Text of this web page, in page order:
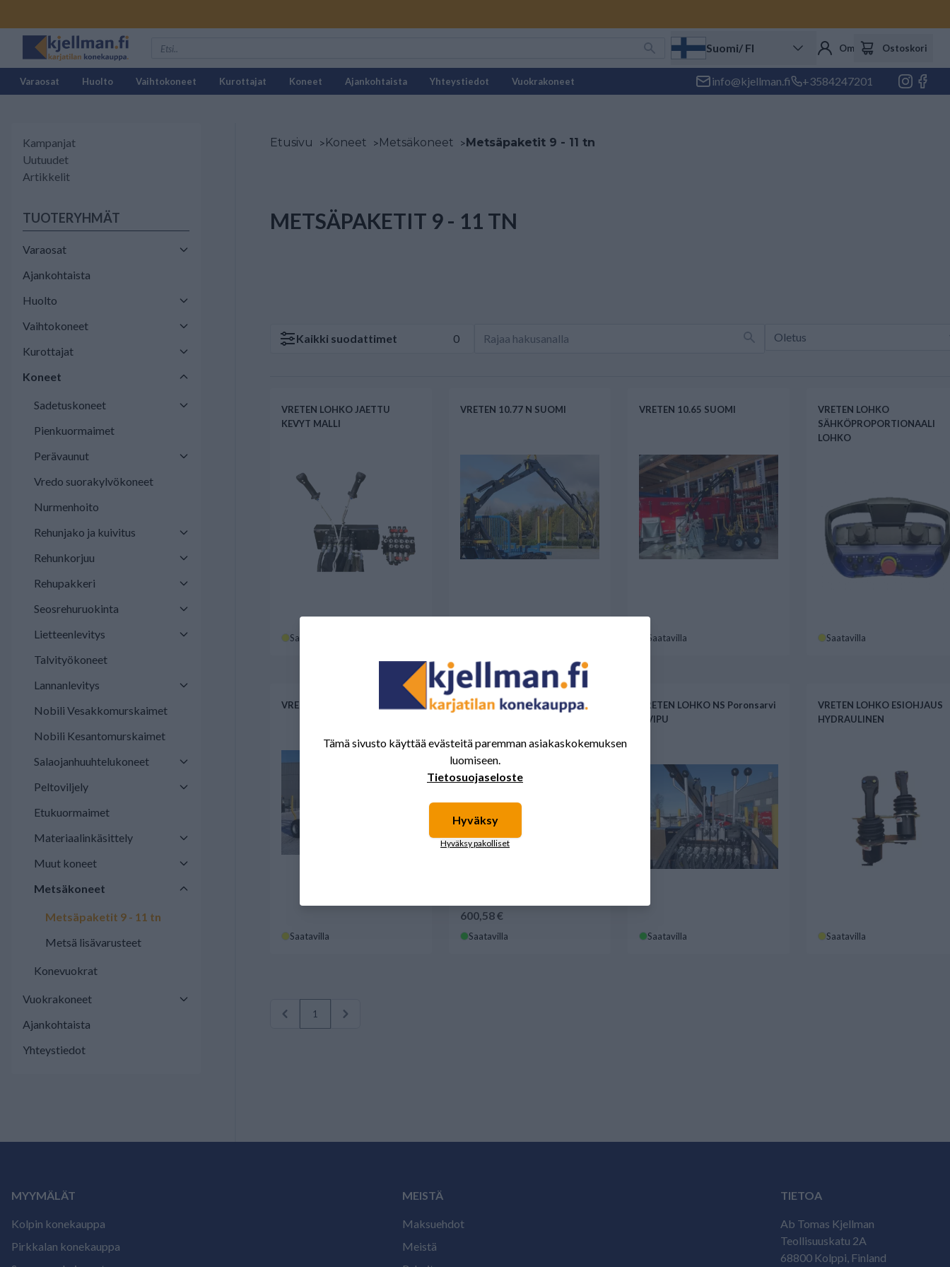
Suomi/ FI Oma tili Ostoskori
Varaosat Huolto Vaihtokoneet Kurottajat Koneet Ajankohtaista Yhteystiedot Vuokrakoneet info@kjellman.fi +3584247201
Kampanjat
Uutuudet
Artikkelit
TUOTERYHMÄT
Varaosat
Ajankohtaista
Huolto
Vaihtokoneet
Kurottajat
Koneet
Sadetuskoneet
Pienkuormaimet
Perävaunut
Vredo suorakylvökoneet
Nurmenhoito
Rehunjako ja kuivitus
Rehunkorjuu
Rehupakkeri
Seosrehuruokinta
Lietteenlevitys
Talvityökoneet
Lannanlevitys
Nobili Vesakkomurskaimet
Nobili Kesantomurskaimet
Salaojanhuuhtelukoneet
Peltoviljely
Etukuormaimet
Materiaalinkäsittely
Muut koneet
Metsäkoneet
Metsäpaketit 9 - 11 tn
Metsä lisävarusteet
Konevuokrat
Vuokrakoneet
Ajankohtaista
Yhteystiedot
Etusivu >Koneet >Metsäkoneet >Metsäpaketit 9 - 11 tn
METSÄPAKETIT 9 - 11 TN
Kaikki suodattimet 0
VRETEN LOHKO JAETTU
KEVYT MALLI
Saatavilla
VRETEN 10.77 N SUOMI VRETEN 10.65 SUOMI
Saatavilla
VRETEN LOHKO
SÄHKÖPROPORTIONAALI
LOHKO
Saatavilla
VRETEN 9.68 SUOMI
Saatavilla
VRETEN PANKKO 160x160
600,58 €
Saatavilla
VRETEN LOHKO NS Poronsarvi
2 VIPU
Saatavilla
VRETEN LOHKO ESIOHJAUS
HYDRAULINEN
Saatavilla
1
MYYMÄLÄT
Kolpin konekauppa
Pirkkalan konekauppa
MEISTÄ
Maksuehdot
Meistä
TIETOA
Ab Tomas Kjellman
Teollisuuskatu 2A
68800 Kolppi, Finland
Tämä sivusto käyttää evästeitä paremman asiakaskokemuksen
luomiseen.
Tietosuojaseloste
Hyväksy
Hyväksy pakolliset